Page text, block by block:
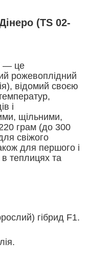
(TS 02-
— це
рожевоплідний
відомий своєю
і
щільними,
грам (до 300
свіжого
для першого і
теплицях та
гібрид F1.